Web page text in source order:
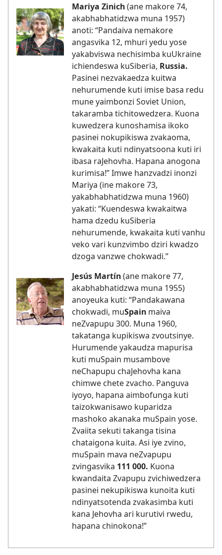
Mariya Zinich(ane makore 74,
akabhabhatidzwa muna 1957)
anoti: “Pandaiva nemakore
angasvika 12, mhuri yedu yose
yakabviswa nechisimba kuUkraine
ichiendeswa kuSiberia, Russia.
Pasinei nezvakaedza kuitwa
nehurumende kuti imise basa redu
mune yaimbonzi Soviet Union,
takaramba tichitowedzera. Kuona
kuwedzera kunoshamisa ikoko
pasinei nokupikiswa zvakaoma,
kwakaita kuti ndinyatsoona kuti iri
ibasa raJehovha. Hapana anogona
kurimisa!” Imwe hanzvadzi inonzi
Mariya (ine makore 73,
yakabhabhatidzwa muna 1960)
yakati: “Kuendeswa kwakaitwa
hama dzedu kuSiberia
nehurumende, kwakaita kuti vanhu
veko vari kunzvimbo dziri kwadzo
dzoga vanzwe chokwadi.”
Jesús Martín(ane makore 77,
akabhabhatidzwa muna 1955)
anoyeuka kuti: “Pandakawana
chokwadi, muSpainmaiva
neZvapupu 300. Muna 1960,
takatanga kupikiswa zvoutsinye.
Hurumende yakaudza mapurisa
kuti muSpain musambove
neChapupu chaJehovha kana
chimwe chete zvacho. Panguva
iyoyo, hapana aimbofunga kuti
taizokwanisawo kuparidza
mashoko akanaka muSpain yose.
Zvaiita sekuti takanga tisina
chataigona kuita. Asi iye zvino,
muSpain mava neZvapupu
zvingasvika 111 000. Kuona
kwandaita Zvapupu zvichiwedzera
pasinei nekupikiswa kunoita kuti
ndinyatsotenda zvakasimba kuti
kana Jehovha ari kurutivi rwedu,
hapana chinokona!”